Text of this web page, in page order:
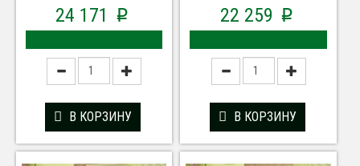
24 171 p
В КОРЗИНУ
22 259 p
В КОРЗИНУ